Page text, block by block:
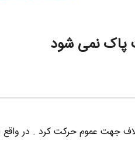
جهت عموم حرکت کرد . در